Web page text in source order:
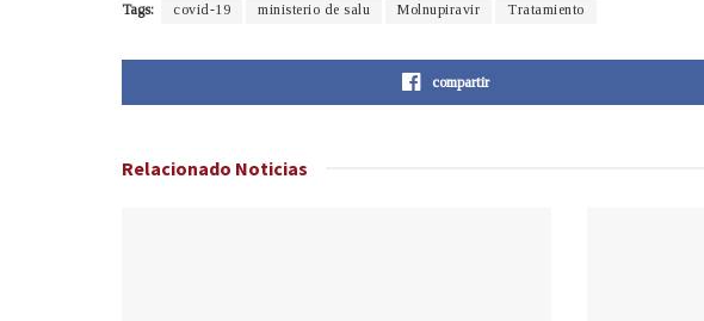
Tags: covid-19 ministerio de salu Molnupiravir Tratamiento
compartir
Relacionado Noticias